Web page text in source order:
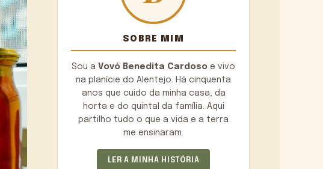
SOBRE MIM
Sou a Vovó Benedita Cardoso e vivo
na planície do Alentejo. Há cinquenta
anos que cuido da minha casa, da
horta e do quintal da família. Aqui
partilho tudo o que a vida e a terra
me ensinaram.
LER A MINHA HISTÓRIA